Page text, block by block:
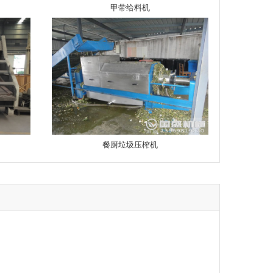
甲带给料机
餐厨垃圾压榨机